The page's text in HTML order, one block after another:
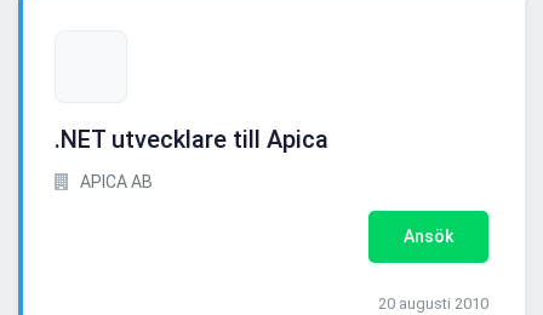
.NET utvecklare till Apica
APICA AB
Ansök
20 augusti 2010